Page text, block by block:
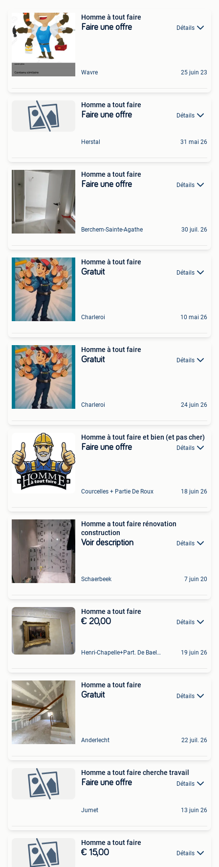
Homme à tout faire
Faire une offre Détails
Wavre 25 juin 23
Homme a tout faire
Faire une offre Détails
Herstal 31 mai 26
Homme a tout faire
Faire une offre Détails
Berchem-Sainte-Agathe 30 juil. 26
Homme à tout faire
Gratuit Détails
Charleroi 10 mai 26
Homme à tout faire
Gratuit Détails
Charleroi 24 juin 26
Homme à tout faire et bien (et pas cher)
Faire une offre Détails
Courcelles + Partie De Roux 18 juin 26
Homme a tout faire rénovation
construction
Voir description Détails
Schaerbeek 7 juin 20
Homme a tout faire
€ 20,00 Détails
Henri-Chapelle+Part. De Baelen 19 juin 26
Homme a tout faire
Gratuit Détails
Anderlecht 22 juil. 26
Homme a tout faire cherche travail
Faire une offre Détails
Jumet 13 juin 26
Homme a tout faire
€ 15,00 Détails